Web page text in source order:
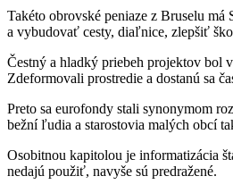
Takéto obrovské peniaze z Bruselu
a vybudovať cesty, diaľnice, zlepšiť
Čestný a hladký priebeh projektov bol
Zdeformovali prostredie a dostanú sa
Preto sa eurofondy stali synonymom
bežní ľudia a starostovia malých obcí
Osobitnou kapitolou je informatizácia
nedajú použiť, navyše sú predražené.